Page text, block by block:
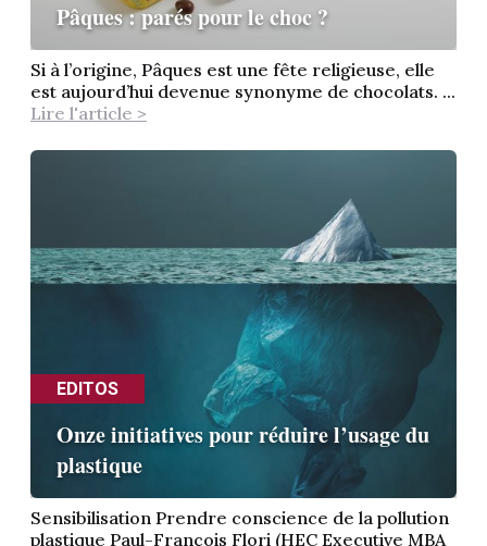
Pâques : parés pour le choc ?
Si à l’origine, Pâques est une fête religieuse, elle
est aujourd’hui devenue synonyme de chocolats. ...
Lire l'article >
EDITOS
Onze initiatives pour réduire l’usage du
plastique
Sensibilisation Prendre conscience de la pollution
plastique Paul-François Flori (HEC Executive MBA